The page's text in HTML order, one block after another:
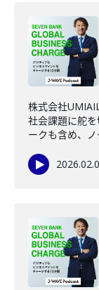
株式会社
社会課題に舵
ークも含め、ノ